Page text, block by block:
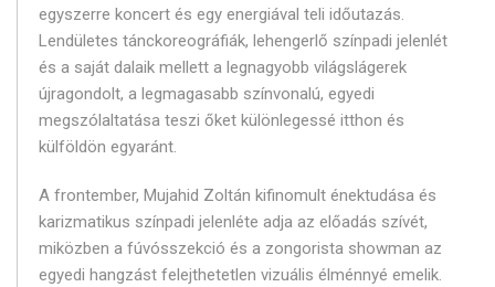
egyszerre koncert és egy energiával teli időutazás.
Lendületes tánckoreográfiák, lehengerlő színpadi jelenlét
és a saját dalaik mellett a legnagyobb világslágerek
újragondolt, a legmagasabb színvonalú, egyedi
megszólaltatása teszi őket különlegessé itthon és
külföldön egyaránt.
A frontember, Mujahid Zoltán kifinomult énektudása és
karizmatikus színpadi jelenléte adja az előadás szívét,
miközben a fúvósszekció és a zongorista showman az
egyedi hangzást felejthetetlen vizuális élménnyé emelik.